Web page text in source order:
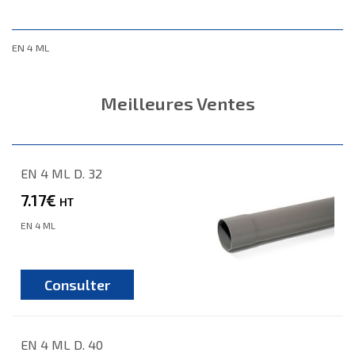
EN 4 ML
Meilleures Ventes
EN 4 ML D. 32
7.17€ HT
EN 4 ML
Consulter
EN 4 ML D. 40